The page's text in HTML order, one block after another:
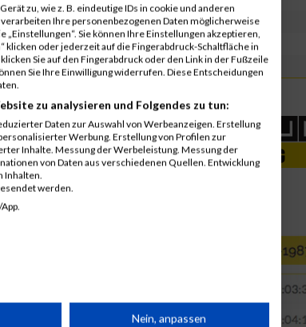
GER
00:54:01.7
GER
00:54:04.4
GER 01:03:16.4
zu, wie z. B. eindeutige IDs in cookie und anderen
Ihre personenbezogenen Daten möglicherweise
Sie können Ihre Einstellungen akzeptieren,
klicken oder jederzeit auf die Fingerabdruck-Schaltfläche in
Sie auf den Fingerabdruck oder den Link in der Fußzeile
Sie Ihre Einwilligung widerrufen. Diese Entscheidungen
zu analysieren und Folgendes zu tun:
Daten zur Auswahl von Werbeanzeigen. Erstellung
Werbung. Erstellung von Profilen zur
Inhalte. Messung der Werbeleistung. Messung der
von Daten aus verschiedenen Quellen. Entwicklung
Inhalten.
werden.
Nein, anpassen